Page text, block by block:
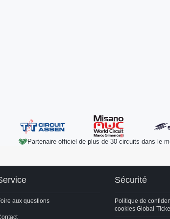
Partenaire officiel de plus de 30 circuits dans le
aux questions
Sécurité
Politique de
cookies Global-